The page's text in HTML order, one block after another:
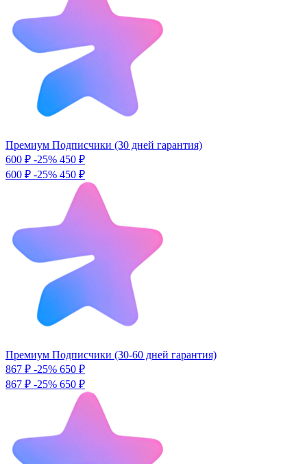
Премиум Подписчики (30 дней гарантия)
600 ₽ -25% 450 ₽
600 ₽ -25% 450 ₽
Премиум Подписчики (30-60 дней гарантия)
867 ₽ -25% 650 ₽
867 ₽ -25% 650 ₽